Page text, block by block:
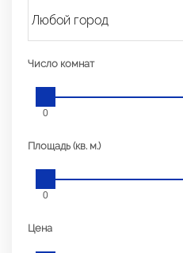
Число комнат
0
Площадь (кв. м.)
0
Цена